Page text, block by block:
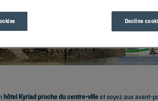
hôtel Kyriad proche du centre-villeet soyez aux avant-
Decline